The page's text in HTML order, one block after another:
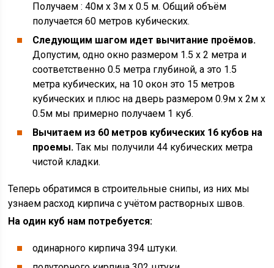
Получаем : 40м х 3м х 0.5 м. Общий объём
получается 60 метров кубических.
Следующим шагом идет вычитание проёмов.
Допустим, одно окно размером 1.5 х 2 метра и
соответственно 0.5 метра глубиной, а это 1.5
метра кубических, на 10 окон это 15 метров
кубических и плюс на дверь размером 0.9м х 2м х
0.5м мы примерно получаем 1 куб.
Вычитаем из 60 метров кубических 16 кубов на
проемы. Так мы получили 44 кубических метра
чистой кладки.
Теперь обратимся в строительные снипы, из них мы
узнаем расход кирпича с учётом растворных швов.
На один куб нам потребуется:
одинарного кирпича 394 штуки.